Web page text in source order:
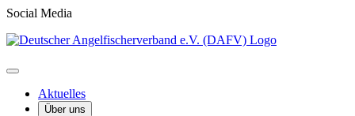
Social Media
Aktuelles
Über uns